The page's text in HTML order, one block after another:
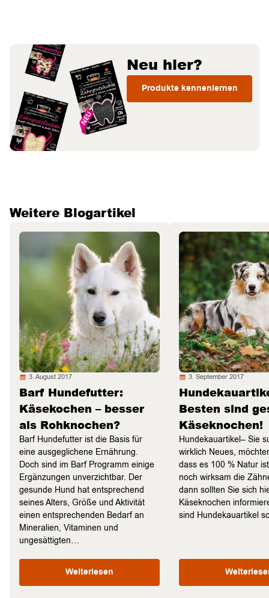
Neu hier?
Produkte kennenlernen
Weitere Blogartikel
3. August 2017
Barf Hundefutter:
Käsekochen – besser
als Rohknochen?
Barf Hundefutter ist die Basis für
eine ausgeglichene Ernährung.
Doch sind im Barf Programm einige
Ergänzungen unverzichtbar. Der
gesunde Hund hat entsprechend
seines Alters, Größe und Aktivität
einen entsprechenden Bedarf an
Mineralien, Vitaminen und
ungesättigten…
Weiterlesen
3. September 2017
Besten sind
Käseknochen!
Hundekauartikel– Sie
wirklich Neues,
dass es 100 % Natur
noch wirksam die
dann sollten Sie sich
Käseknochen
sind Hundekauartikel